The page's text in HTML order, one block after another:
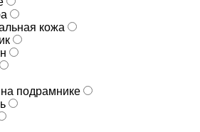
кожа
подрамнике